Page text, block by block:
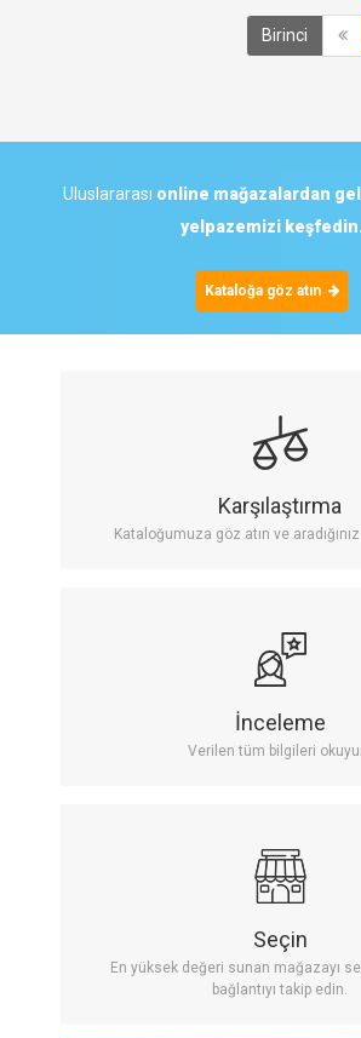
Birinci
Uluslararası online mağazalardan
yelpazemizi keşfedin.
Kataloğa göz atın
Karşılaştırma
Kataloğumuza göz atın ve
İnceleme
Verilen tüm bilgileri
Seçin
En yüksek değeri sunan mağazayı
bağlantıyı takip edin.